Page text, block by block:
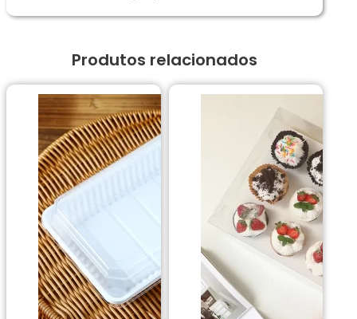
Produtos relacionados